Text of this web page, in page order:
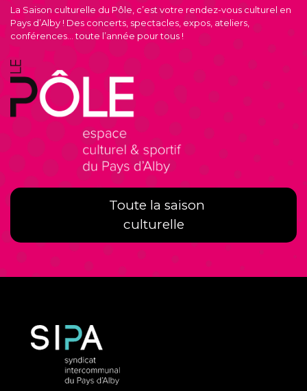
La Saison culturelle du Pôle, c’est votre rendez-vous culturel en
Pays d’Alby ! Des concerts, spectacles, expos, ateliers,
conférences… toute l’année pour tous !
Toute la saison
culturelle